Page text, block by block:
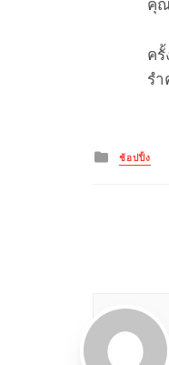
คุ
ค
ร
Posted
in
ช้อปปิ้ง